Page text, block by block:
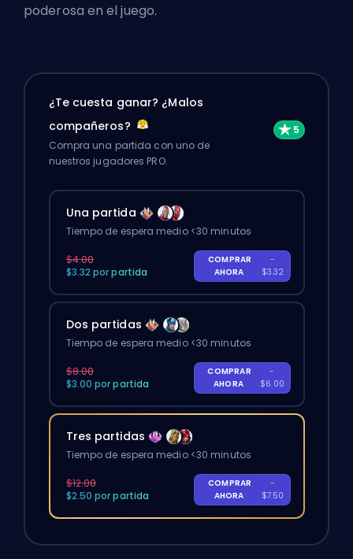
poderosa en el juego.
¿Te cuesta ganar? ¿Malos
compañeros?
Compra una partida con uno de
nuestros jugadores PRO.
Una partida
Tiempo de espera medio <30 minutos
$4.00
$3.32 por partida
COMPRAR
AHORA
-
$3.32
Dos partidas
Tiempo de espera medio <30 minutos
$8.00
$3.00 por partida
COMPRAR
AHORA
-
$6.00
Tres partidas
Tiempo de espera medio <30 minutos
$12.00
$2.50 por partida
COMPRAR
AHORA
-
$7.50